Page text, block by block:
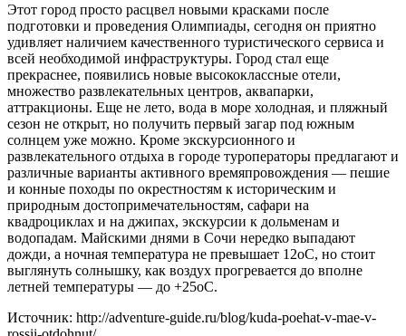
Этот город просто расцвел новыми красками после
подготовки и проведения Олимпиады, сегодня он приятно
удивляет наличием качественного туристического сервиса и
всей необходимой инфраструктуры. Город стал еще
прекраснее, появились новые высококлассные отели,
множество развлекательных центров, аквапарки,
аттракционы. Еще не лето, вода в море холодная, и пляжный
сезон не открыт, но получить первый загар под южным
солнцем уже можно. Кроме экскурсионного и
развлекательного отдыха в городе туроператоры предлагают и
различные варианты активного времяпровождения — пешие
и конные походы по окрестностям к историческим и
природным достопримечательностям, сафари на
квадроциклах и на джипах, экскурсии к дольменам и
водопадам. Майскими днями в Сочи нередко выпадают
дожди, а ночная температура не превышает 12оC, но стоит
выглянуть солнышку, как воздух прогревается до вполне
летней температуры — до +25оC.
Источник: http://adventure-guide.ru/blog/kuda-poehat-v-mae-v-